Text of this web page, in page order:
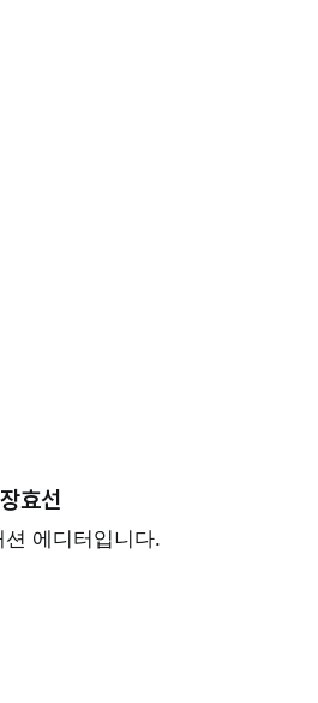
장효선
션 에디터입니다.